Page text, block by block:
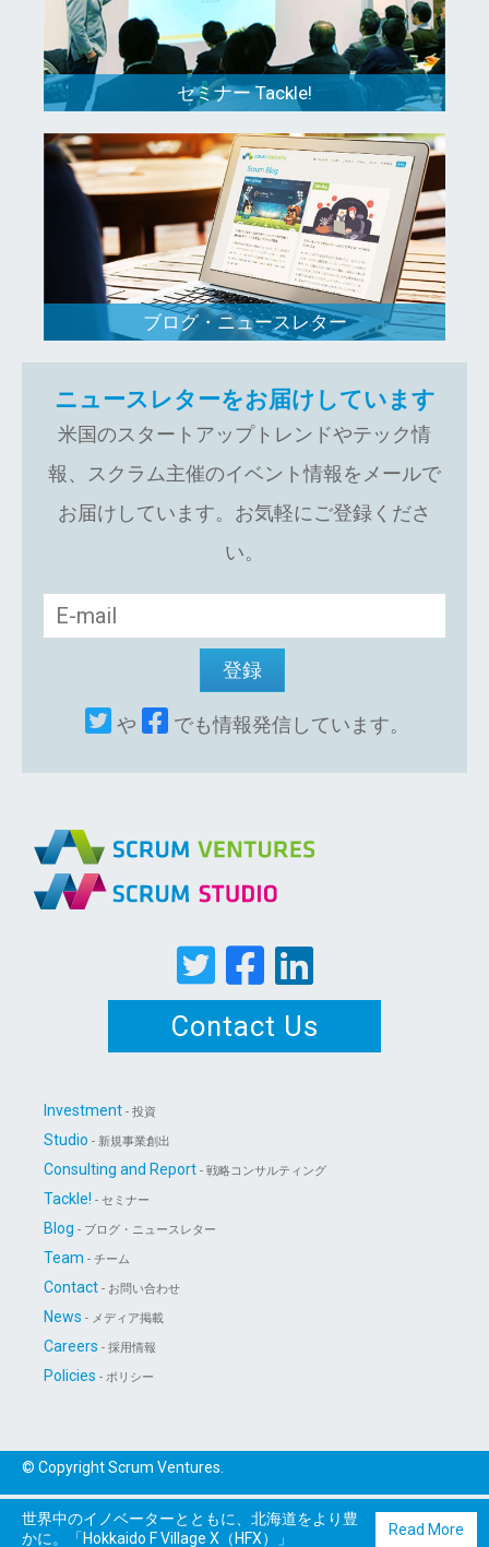
セミナー Tackle!
ブログ・ニュースレター
ニュースレターをお届けしています
米国のスタートアップトレンドやテック情
報、スクラム主催のイベント情報をメールで
お届けしています。お気軽にご登録くださ
い。
や でも情報発信しています。
Contact Us
Investment - 投資
Studio - 新規事業創出
Consulting and Report - 戦略コンサルティング
Tackle! - セミナー
Blog - ブログ・ニュースレター
Team - チーム
Contact - お問い合わせ
News - メディア掲載
Careers - 採用情報
Policies - ポリシー
© Copyright Scrum Ventures.
世界中のイノベーターとともに、北海道をより豊
かに。「Hokkaido F Village X（HFX）」
Read More